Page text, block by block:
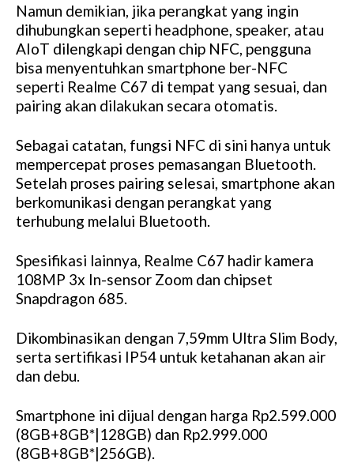
Namun demikian, jika perangkat yang ingin
dihubungkan seperti headphone, speaker, atau
AIoT dilengkapi dengan chip NFC, pengguna
bisa menyentuhkan smartphone ber-NFC
seperti Realme C67 di tempat yang sesuai, dan
pairing akan dilakukan secara otomatis.
Sebagai catatan, fungsi NFC di sini hanya untuk
mempercepat proses pemasangan Bluetooth.
Setelah proses pairing selesai, smartphone akan
berkomunikasi dengan perangkat yang
terhubung melalui Bluetooth.
Spesifikasi lainnya, Realme C67 hadir kamera
108MP 3x In-sensor Zoom dan chipset
Snapdragon 685.
Dikombinasikan dengan 7,59mm Ultra Slim Body,
serta sertifikasi IP54 untuk ketahanan akan air
dan debu.
Smartphone ini dijual dengan harga Rp2.599.000
(8GB+8GB*|128GB) dan Rp2.999.000
(8GB+8GB*|256GB).